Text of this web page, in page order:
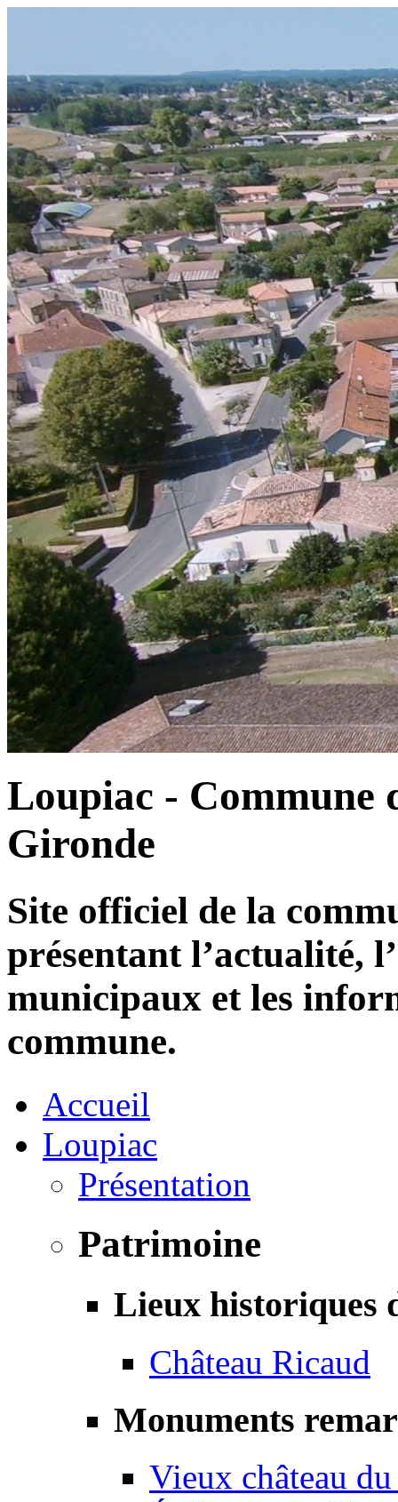
Loupiac - Commune
Gironde
Site officiel de la
présentant l’actualité,
municipaux et les
commune.
Accueil
Loupiac
Présentation
Patrimoine
Lieux historiques
Château Ricaud
Monuments
Vieux château